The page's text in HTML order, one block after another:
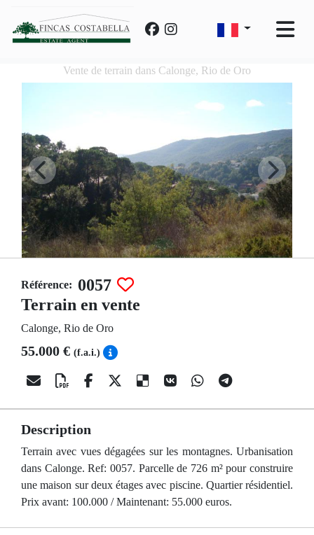
Vente de terrain dans Calonge, Rio de Oro
Référence: 0057
Terrain en vente
Calonge, Rio de Oro
55.000 € (f.a.i.)
Description
Terrain avec vues dégagées sur les montagnes. Urbanisation
dans Calonge. Ref: 0057. Parcelle de 726 m² pour construire
une maison sur deux étages avec piscine. Quartier résidentiel.
Prix avant: 100.000 / Maintenant: 55.000 euros.